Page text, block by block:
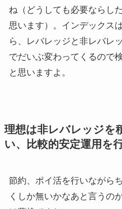
ね（どうしても必要ならし
思います）。インデックス
ら、レバレッジと非レバレ
でだいぶ変わってくるので
と思いますよ。
理想は非レバレッジを
い、比較的安定運用を
節約、ポイ活を行いながら
くしか無いかなあと言うの